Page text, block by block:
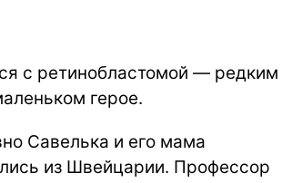
с ретинобластомой — редким
герое.
Савелька и его мама
из Швейцарии. Профессор